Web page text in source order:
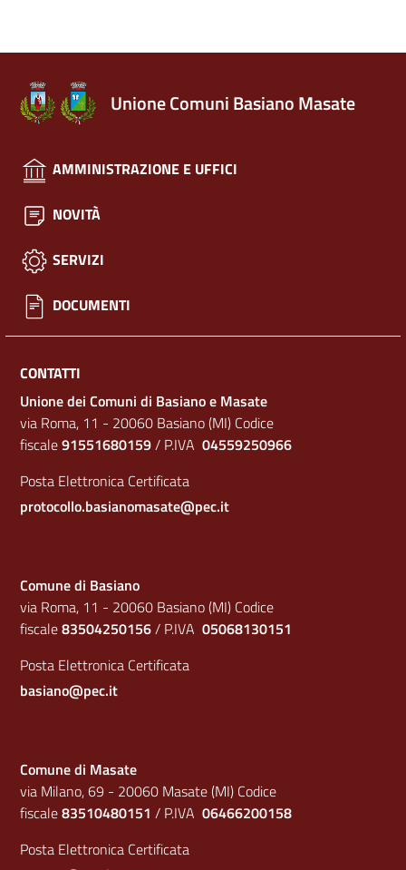
Unione Comuni Basiano Masate
AMMINISTRAZIONE E UFFICI
NOVITÀ
SERVIZI
DOCUMENTI
CONTATTI
Unione dei Comuni di Basiano e Masate
via Roma, 11 - 20060 Basiano (MI) Codice
fiscale91551680159/ P.IVA 04559250966
Posta Elettronica Certificata
protocollo.basianomasate@pec.it
Comune di Basiano
via Roma, 11 - 20060 Basiano (MI) Codice
fiscale83504250156/ P.IVA 05068130151
Posta Elettronica Certificata
basiano@pec.it
Comune di Masate
via Milano, 69 - 20060 Masate (MI) Codice
fiscale83510480151 / P.IVA 06466200158
Posta Elettronica Certificata